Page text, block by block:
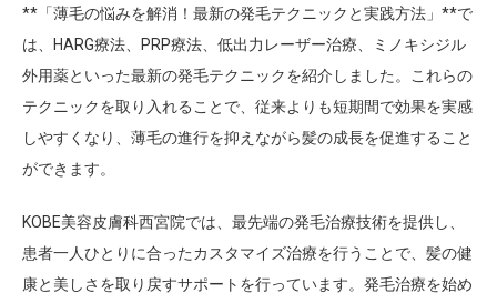
**「薄毛の悩みを解消！最新の発毛テクニックと実践方法」**で
は、HARG療法、PRP療法、低出力レーザー治療、ミノキシジル
外用薬といった最新の発毛テクニックを紹介しました。これらの
テクニックを取り入れることで、従来よりも短期間で効果を実感
しやすくなり、薄毛の進行を抑えながら髪の成長を促進すること
ができます。
KOBE美容皮膚科西宮院では、最先端の発毛治療技術を提供し、
患者一人ひとりに合ったカスタマイズ治療を行うことで、髪の健
康と美しさを取り戻すサポートを行っています。発毛治療を始め